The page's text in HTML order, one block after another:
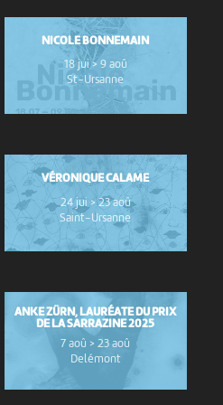
NICOLE BONNEMAIN
18 jui > 9 aoû
St-Ursanne
VÉRONIQUE CALAME
24 jui > 23 aoû
Saint-Ursanne
ANKE ZÜRN, LAURÉATE DU PRIX
DE LA SARRAZINE 2025
7 aoû > 23 aoû
Delémont